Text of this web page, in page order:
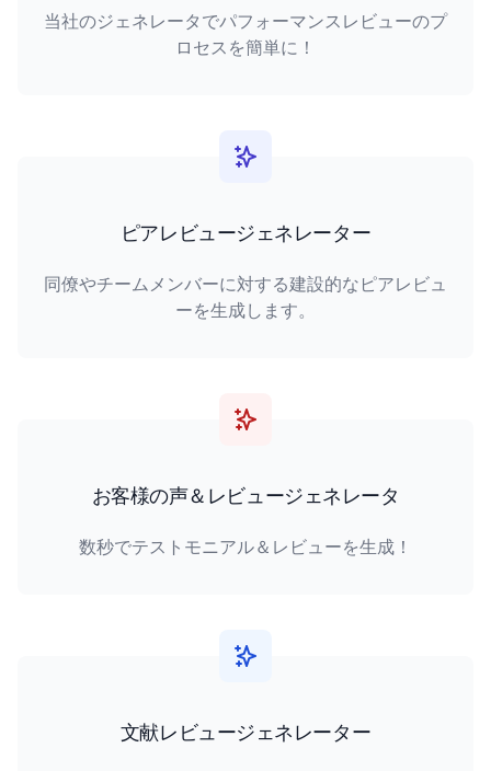
当社のジェネレータでパフォーマンスレビューのプ
ロセスを簡単に！
ピアレビュージェネレーター
同僚やチームメンバーに対する建設的なピアレビュ
ーを生成します。
お客様の声＆レビュージェネレータ
数秒でテストモニアル＆レビューを生成！
文献レビュージェネレーター